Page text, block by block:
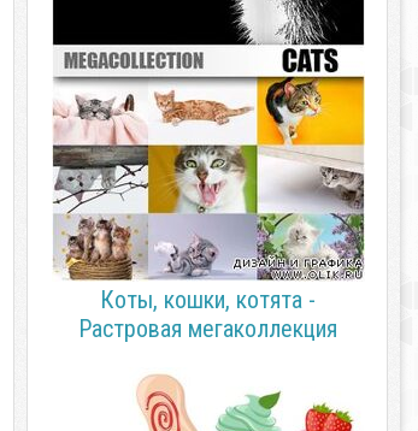
Коты, кошки, котята -
Растровая мегаколлекция